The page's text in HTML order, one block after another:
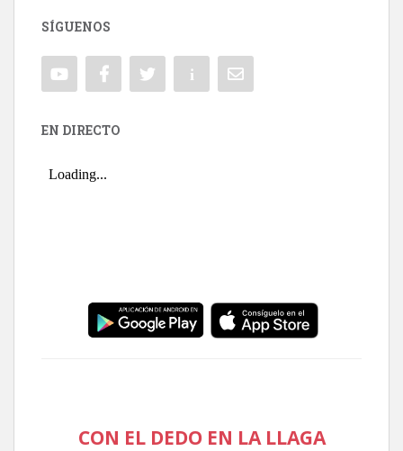
SÍGUENOS
EN DIRECTO
CON EL DEDO EN LA LLAGA